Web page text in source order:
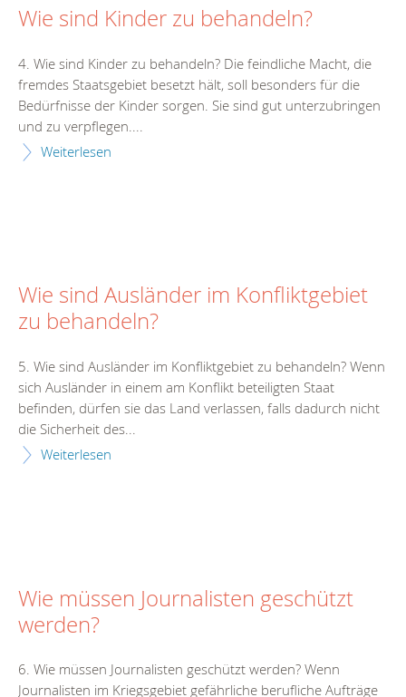
Wie sind Kinder zu behandeln?
4. Wie sind Kinder zu behandeln? Die feindliche Macht, die
fremdes Staatsgebiet besetzt hält, soll besonders für die
Bedürfnisse der Kinder sorgen. Sie sind gut unterzubringen
und zu verpflegen....
Weiterlesen
Wie sind Ausländer im Konfliktgebiet
zu behandeln?
5. Wie sind Ausländer im Konfliktgebiet zu behandeln? Wenn
sich Ausländer in einem am Konflikt beteiligten Staat
befinden, dürfen sie das Land verlassen, falls dadurch nicht
die Sicherheit des...
Weiterlesen
Wie müssen Journalisten geschützt
werden?
6. Wie müssen Journalisten geschützt werden? Wenn
Journalisten im Kriegsgebiet gefährliche berufliche Aufträge